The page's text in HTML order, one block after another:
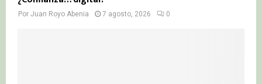
Por Juan Royo Abenia 7 agosto, 2026 0